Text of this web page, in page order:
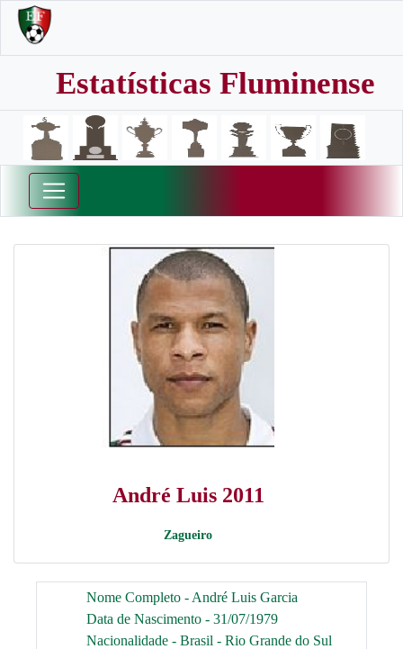
Estatísticas Fluminense
André Luis 2011
Zagueiro
Nome Completo - André Luis Garcia
Data de Nascimento - 31/07/1979
Nacionalidade - Brasil - Rio Grande do Sul